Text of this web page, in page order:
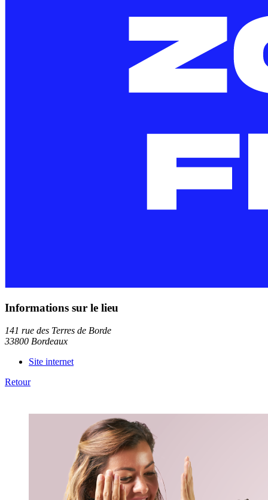
Informations sur le lieu
141 rue des Terres de Borde
33800 Bordeaux
Site internet
Retour